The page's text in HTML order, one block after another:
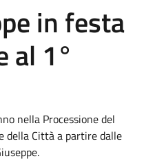
in festa
al 1°
nella Processione del
della Città a partire dalle